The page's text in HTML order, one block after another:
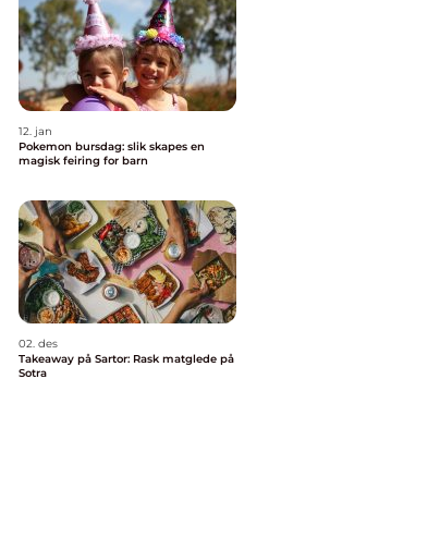
12. jan
Pokemon bursdag: slik skapes en
magisk feiring for barn
02. des
Takeaway på Sartor: Rask matglede på
Sotra